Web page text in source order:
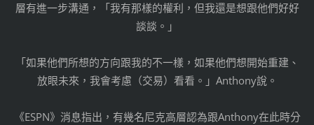
層有進一步溝通，「我有那樣的權利，但我還是想跟他們好好
談談。」
「如果他們所想的方向跟我的不一樣，如果他們想開始重建、
放眼未來，我會考慮（交易）看看。」Anthony說。
《ESPN》消息指出，有幾名尼克高層認為跟Anthony在此時分